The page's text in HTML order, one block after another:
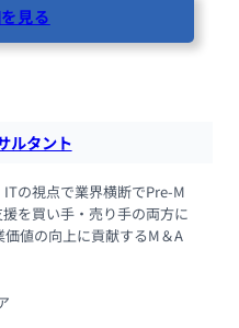
見る
ルタント
の視点で業界横断でPre-M
を買い手・売り手の両方に
値の向上に貢献するM＆A